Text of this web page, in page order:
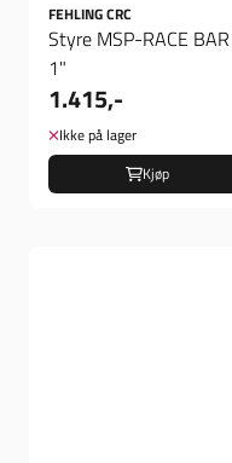
FEHLING CRC
Styre MSP-RACE BAR
1"
1.415,-
Ikke på lager
Kjøp